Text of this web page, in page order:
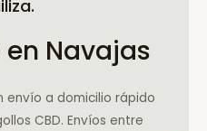
Navajas
envío a domicilio rápido
CBD. Envíos entre